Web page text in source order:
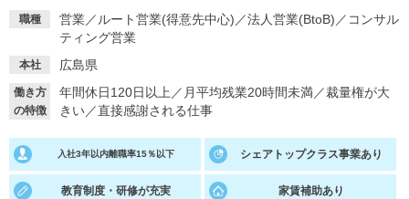
イベントを探す
就活ノウハウ・サポート
就活支援 就活コラム
職種 営業／ ルート営業(得意先中心) ／法人営業(BtoB) ／ コンサル
ティング営業
本社 広島県
働き方
の特徴
年間休日120日以上 ／ 月平均残業20時間未満／裁量権が大
きい／直接感謝される仕事
入社3年以内離職率15％以下 シェアトップクラス事業あり
教育制度・研修が充実 家賃補助あり